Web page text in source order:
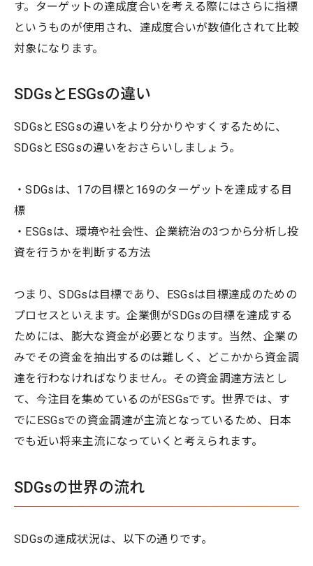
す。ターゲットの達成度合いを考える際にはさらに指標
というものが使用され、達成度合いが数値化されて比較
対象になります。
SDGsとESGsの違い
SDGsとESGsの違いをより分かりやすくするために、
SDGsとESGsの違いをおさらいしましょう。
・SDGsは、17の目標と169のターゲットを達成する目
標
・ESGsは、環境や社会性、企業統治の3つから分析し投
資を行うかを判断する方法
つまり、SDGsは目標であり、ESGsは目標達成のための
プロセスといえます。企業側がSDGsの目標を達成する
ためには、膨大な資金が必要となります。当然、企業の
みでその資金を抽出するのは難しく、どこかから資金調
達を行わなければなりません。その資金調達方法とし
て、今注目を集めているのがESGsです。世界では、す
でにESGsでの資金調達が主流となっているため、日本
でも近い将来主流になっていくと考えられます。
SDGsの世界の流れ
SDGsの達成状況は、以下の通りです。